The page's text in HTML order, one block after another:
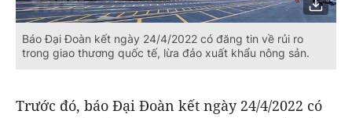
Báo Đại Đoàn kết ngày 24/4/2022 có đăng tin về rủi ro
trong giao thương quốc tế, lừa đảo xuất khẩu nông sản.
Trước đó, báo Đại Đoàn kết ngày 24/4/2022 có